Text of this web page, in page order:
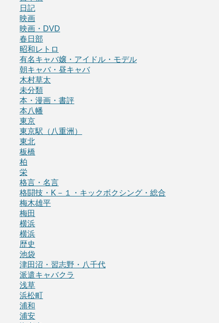
日記
映画
映画・DVD
春日部
昭和レトロ
有名キャバ嬢・アイドル・モデル
朝キャバ・昼キャバ
木村草太
未分類
本・漫画・書評
本八幡
東京
東京駅（八重洲）
東北
板橋
柏
栄
格言・名言
格闘技・K－１・キックボクシング・総合
梅木雄平
梅田
横浜
横浜
歴史
池袋
津田沼・習志野・八千代
派遣キャバクラ
浅草
浜松町
浦和
浦安